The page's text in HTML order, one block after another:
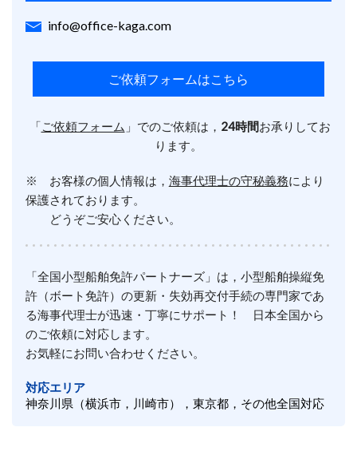
info@office-kaga.com
ご依頼フォームはこちら
「ご依頼フォーム 」でのご依頼は， 24時間お承りしてお
ります。
※ お客様の個人情報は， 海事代理士の守秘義務により
保護されております。
どうぞご安心ください。
「全国小型船舶免許パートナーズ」は，小型船舶操縦免
許（ボート免許）の更新・失効再交付手続の専門家であ
る海事代理士が迅速・丁寧にサポート！ 日本全国から
のご依頼に対応します。
お気軽にお問い合わせください。
対応エリア
神奈川県（横浜市，川崎市），東京都，その他全国対応